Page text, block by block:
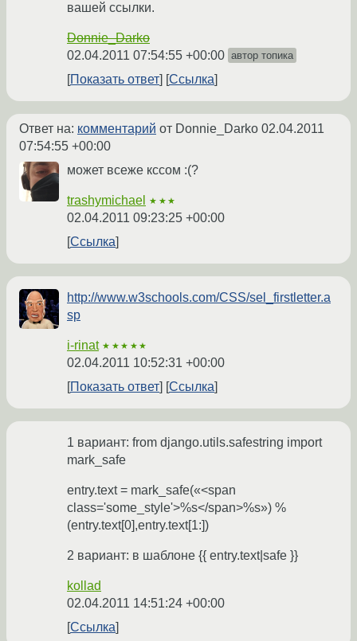
вашей ссылки.
Donnie_Darko
02.04.2011 07:54:55 +00:00 автор топика
Показать ответ Ссылка
Ответ на: комментарий от Donnie_Darko 02.04.2011
07:54:55 +00:00
может всеже кссом :(?
trashymichael ★★★
02.04.2011 09:23:25 +00:00
Ссылка
http://www.w3schools.com/CSS/sel_firstletter.a
sp
i-rinat ★★★★★
02.04.2011 10:52:31 +00:00
Показать ответ
Ссылка
1 вариант: from django.utils.safestring import
mark_safe
entry.text = mark_safe(«<span
class='some_style'>%s</span>%s») %
(entry.text[0],entry.text[1:])
2 вариант: в шаблоне {{ entry.text|safe }}
kollad
02.04.2011 14:51:24 +00:00
Ссылка